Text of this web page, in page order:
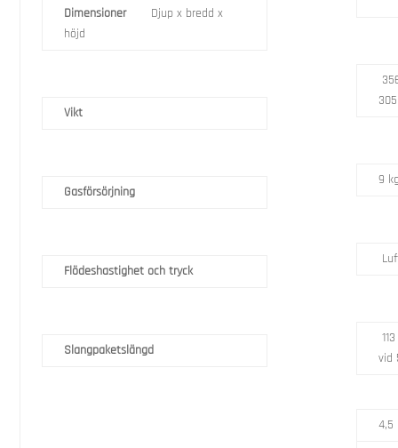
Dimensioner
Djup x bredd x
höjd
Vikt
Gasförsörjning
Flödeshastighet och tryck
Slangpaketslängd
9
vid
4,5